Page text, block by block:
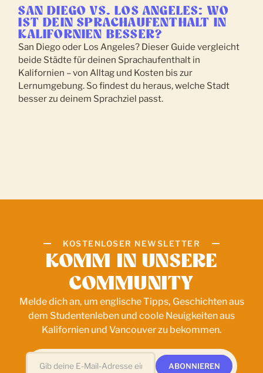
SAN DIEGO VS. LOS ANGELES: WO
IST DEIN SPRACHAUFENTHALT IN
KALIFORNIEN BESSER?
San Diego oder Los Angeles? Dieser Guide vergleicht
beide Städte für deinen Sprachaufenthalt in
Kalifornien – von Alltag und Kosten bis zur
Lernumgebung. So findest du heraus, welche Stadt
besser zu deinem Sprachziel passt.
KOSTENLOSER NEWSLETTER
KOMM IN UNSERE
COMMUNITY
Melde dich an, um englische Tipps, Geschichten aus
dem Studentenleben und coole Neuigkeiten aus
Kalifornien und Vancouver zu bekommen.